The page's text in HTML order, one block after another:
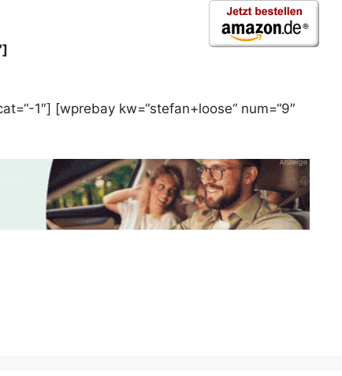
1″] [wprebay kw=“stefan+loose“ num=“9″